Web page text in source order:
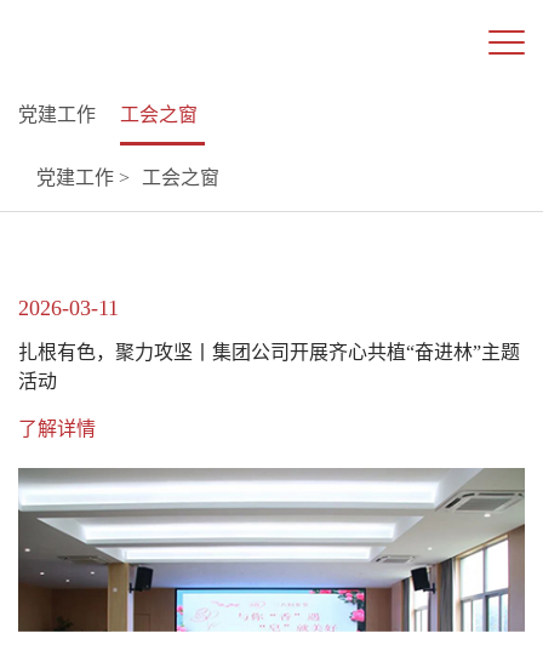
党建工作 工会之窗
党建工作 > 工会之窗
2026-03-11
扎根有色，聚力攻坚丨集团公司开展齐心共植“奋进林”主题
活动
了解详情